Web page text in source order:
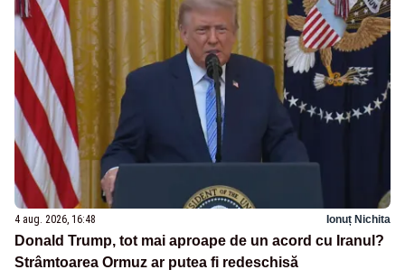
4 aug. 2026, 16:48 Ionuț Nichita
Donald Trump, tot mai aproape de un acord cu Iranul?
Strâmtoarea Ormuz ar putea fi redeschisă